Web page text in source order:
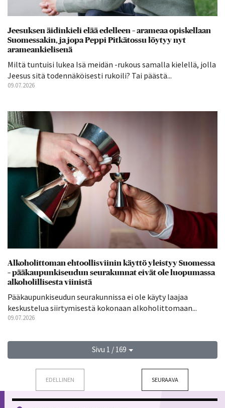
Jeesuksen äidinkieli elää edelleen – arameaa opiskellaan
Suomessakin, ja jopa Peppi Pitkätossu löytyy nyt
arameankielisenä
Miltä tuntuisi lukea Isä meidän -rukous samalla kielellä, jolla
Jeesus sitä todennäköisesti rukoili? Tai päästä...
09.07.2026
Alkoholittoman ehtoollisviinin käyttö yleistyy Suomessa
– pääkaupunkiseudun seurakunnat eivät ole luopumassa
alkoholillisesta viinistä
Pääkaupunkiseudun seurakunnissa ei ole käyty laajaa
keskustelua siirtymisestä kokonaan alkoholittomaan...
09.07.2026
Sivu 1 / 169
EDELLINEN SEURAAVA